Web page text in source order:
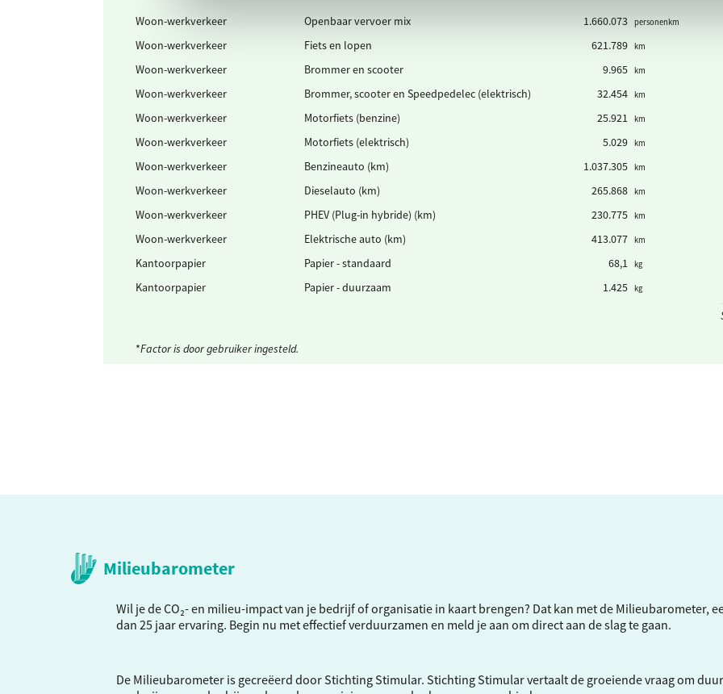
Woon-werkverkeer Openbaar vervoer mix 1.660.073 personenkm
Woon-werkverkeer Fiets en lopen 621.789 km
Woon-werkverkeer Brommer en scooter 9.965 km
Woon-werkverkeer Brommer, scooter en Speedpedelec (elektrisch) 32.454 km
Woon-werkverkeer Motorfiets (benzine) 25.921 km
Woon-werkverkeer Motorfiets (elektrisch) 5.029 km
Woon-werkverkeer Benzineauto (km) 1.037.305 km
Woon-werkverkeer Dieselauto (km) 265.868 km
Woon-werkverkeer PHEV (Plug-in hybride) (km) 230.775 km
Woon-werkverkeer Elektrische auto (km) 413.077 km
Kantoorpapier Papier - standaard 68,1 kg
Kantoorpapier Papier - duurzaam 1.425 kg
*Factor is door gebruiker ingesteld.
Milieubarometer
Wil je de CO₂- en milieu-impact van je bedrijf of organisatie in kaart brengen? Dat kan met de Milieubarometer,
dan 25 jaar ervaring. Begin nu met effectief verduurzamen en meld je aan om direct aan de slag te gaan.
De Milieubarometer is gecreëerd door Stichting Stimular. Stichting Stimularvertaalt de groeiende vraag om